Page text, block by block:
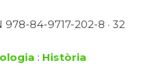
978-84-9717-202-8 · 32
: Història